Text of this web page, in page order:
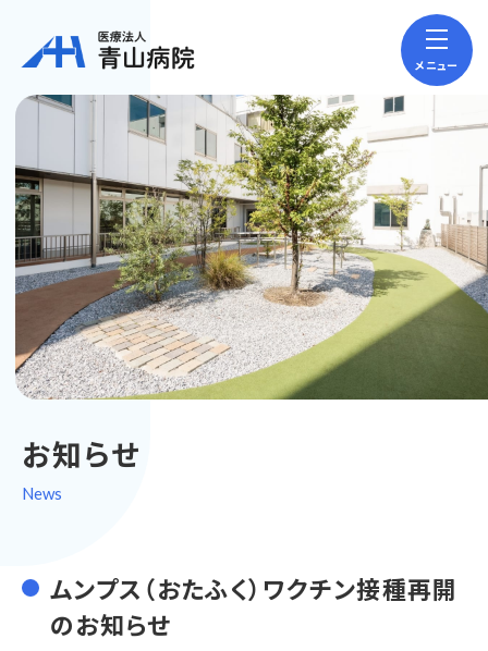
メニュー
お知らせ
News
ムンプス（おたふく）ワクチン接種再開
のお知らせ